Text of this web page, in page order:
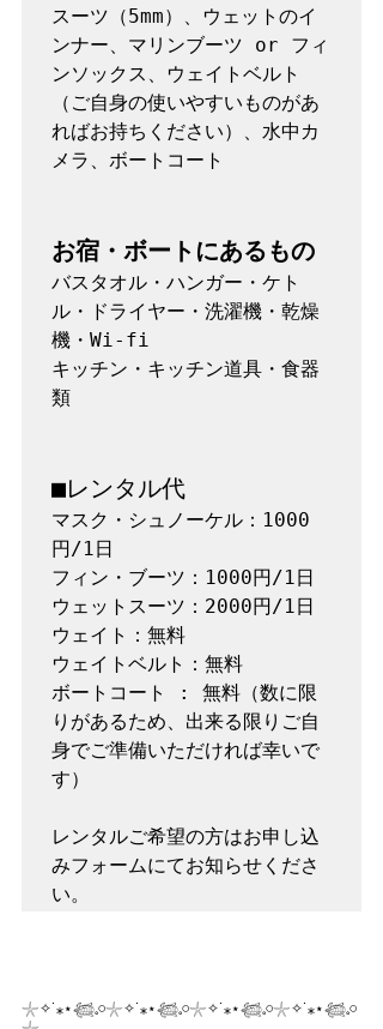
スーツ（5mm）、ウェットのイ
ンナー、マリンブーツ or フィ
ンソックス、ウェイトベルト
（ご自身の使いやすいものがあ
ればお持ちください）、水中カ
メラ、ボートコート
お宿・ボートにあるもの
バスタオル・ハンガー・ケト
ル・ドライヤー・洗濯機・乾燥
機・Wi-fi
キッチン・キッチン道具・食器
類
■レンタル代
マスク・シュノーケル：1000
円/1日
フィン・ブーツ：1000円/1日
ウェットスーツ：2000円/1日
ウェイト：無料
ウェイトベルト：無料
ボートコート : 無料（数に限
りがあるため、出来る限りご自
身でご準備いただければ幸いで
す）
レンタルご希望の方はお申し込
みフォームにてお知らせくださ
𓇼✧˙⁎⋆𓆉𓈒𓏸𓇼✧˙⁎⋆𓆉𓈒𓏸𓇼✧˙⁎⋆𓆉𓈒𓏸𓇼✧˙⁎⋆𓆉𓈒𓏸